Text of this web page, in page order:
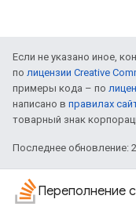
Если не указано иное,
по лицензии Creative
примеры кода – по
написано в правилах
товарный знак
Последнее обновление:
Переполнение